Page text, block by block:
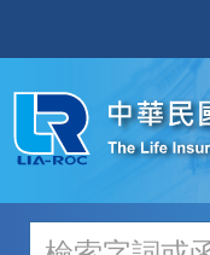
至
主
內
容